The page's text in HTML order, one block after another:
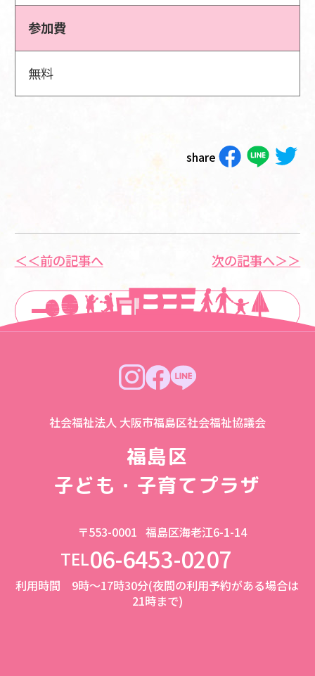
参加費
無料
share
＜＜前の記事へ
一覧に戻る
次の記事へ＞＞
社会福祉法人 大阪市福島区社会福祉協議会
福島区
子ども・子育てプラザ
〒553-0001 福島区海老江6-1-14
TEL06-6453-0207
利用時間 9時～17時30分(夜間の利用予約がある場合は
21時まで)